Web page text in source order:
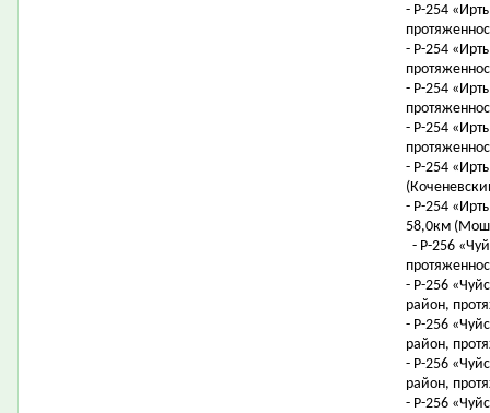
- Р-254
- Р-254
- Р-254
- Р-254
- Р-254
- Р-254
58,0км
- Р-256
- Р-256
район,
- Р-256
район,
- Р-256
район,
- Р-256